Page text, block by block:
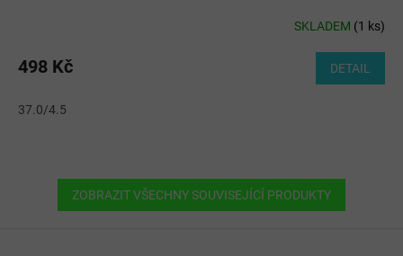
SKLADEM (1 ks)
498 Kč DETAIL
37.0/4.5
ZOBRAZIT VŠECHNY SOUVISEJÍCÍ PRODUKTY